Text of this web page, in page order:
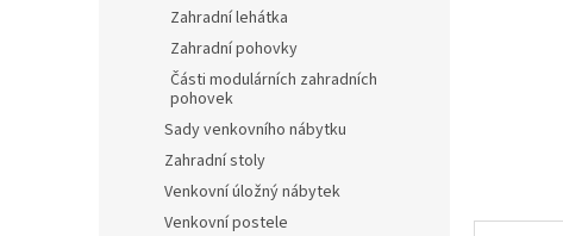
Zahradní lehátka
Zahradní pohovky
Části modulárních zahradních
pohovek
Sady venkovního nábytku
Zahradní stoly
Venkovní úložný nábytek
Venkovní postele